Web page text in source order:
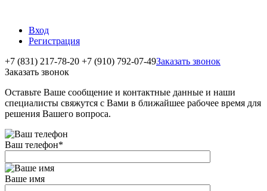
Вход
Регистрация
+7 (831) 217-78-20 +7 (910) 792-07-49Заказать звонок
Заказать звонок
Оставьте Ваше сообщение и контактные данные и наши
специалисты свяжутся с Вами в ближайшее рабочее время для
решения Вашего вопроса.
Ваш телефон*
Ваше имя